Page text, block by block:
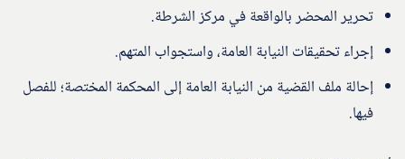
تحرير المحضر بالواقعة في مركز الشرطة.
إجراء تحقيقات النيابة العامة، واستجواب المتهم.
إحالة ملف القضية من النيابة العامة إلى المحكمة المختصة؛ للفصل
فيها.